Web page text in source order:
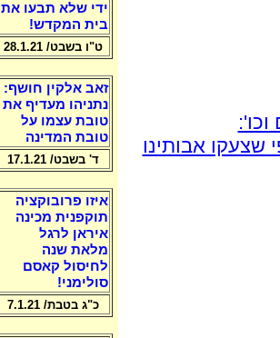
אבותינו
ידי שלא תבעו את
בית המקדש!
ט"ו בשבט/ 28.1.21
זאב אלקין חושף:
נתניהו מעדיף את
טובת עצמו על
טובת המדינה
ד' בשבט/ 17.1.21
איזו פרובוקציה
תוקפנית מכינה
איראן לרגל
מלאת שנה
לחיסול קאסם
סולימני!
כ"ג בטבת/ 7.1.21